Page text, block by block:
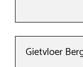
Gietvloer